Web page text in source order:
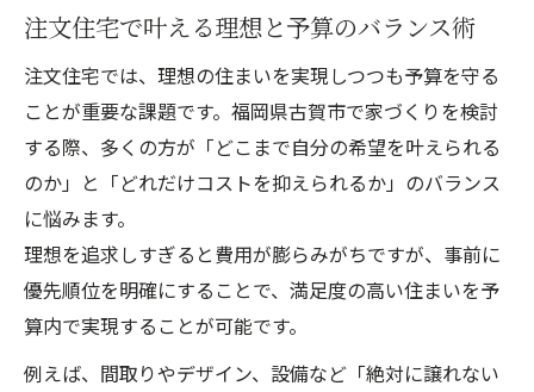
注文住宅の間取り見直しで満足度アップ
注文住宅で後悔しないための優先順位設定
術
注文住宅で生活動線を意識した間取り設計
注文住宅の費用を抑える間取り選び方
注文住宅で無駄を省くシンプルな間取りの
工夫
注文住宅でコスト削減につながる部屋配置
の考え方
注文住宅で叶える理想と予算のバランス術
注文住宅では、理想の住まいを実現しつつも予算を守る
ことが重要な課題です。福岡県古賀市で家づくりを検討
する際、多くの方が「どこまで自分の希望を叶えられる
のか」と「どれだけコストを抑えられるか」のバランス
に悩みます。
理想を追求しすぎると費用が膨らみがちですが、事前に
優先順位を明確にすることで、満足度の高い住まいを予
算内で実現することが可能です。
例えば、間取りやデザイン、設備など「絶対に譲れない